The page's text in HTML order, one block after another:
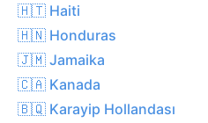
🇭🇹 Haiti
🇭🇳 Honduras
🇯🇲 Jamaika
🇨🇦 Kanada
🇧🇶 Karayip Hollandası